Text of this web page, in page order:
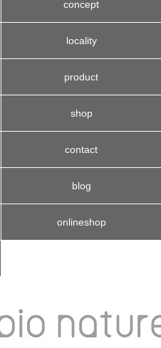
concept
locality
product
shop
contact
blog
onlineshop